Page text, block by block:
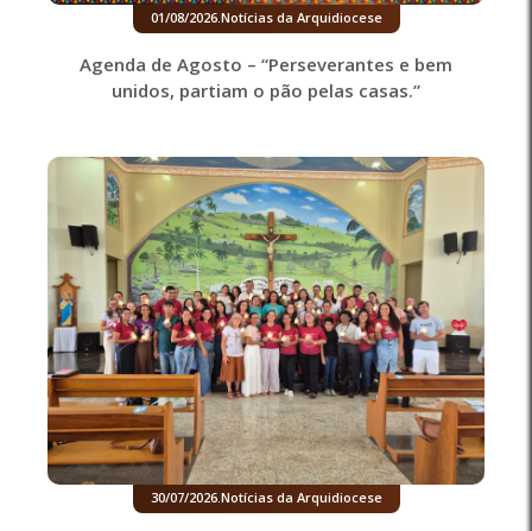
01/08/2026.Notícias da Arquidiocese
Agenda de Agosto – “Perseverantes e bem
unidos, partiam o pão pelas casas.”
30/07/2026.Notícias da Arquidiocese